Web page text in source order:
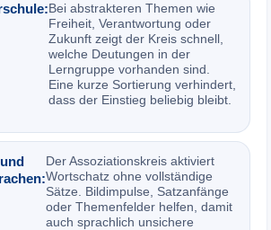
Bei abstrakteren Themen wie
Freiheit, Verantwortung oder
Zukunft zeigt der Kreis schnell,
welche Deutungen in der
Lerngruppe vorhanden sind.
Eine kurze Sortierung verhindert,
dass der Einstieg beliebig bleibt.
Der Assoziationskreis aktiviert
Wortschatz ohne vollständige
Sätze. Bildimpulse, Satzanfänge
oder Themenfelder helfen, damit
auch sprachlich unsichere